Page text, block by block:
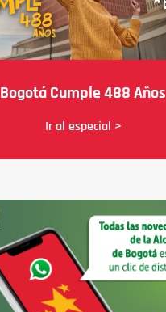
Bogotá Cumple 488 Años
Ir al especial >